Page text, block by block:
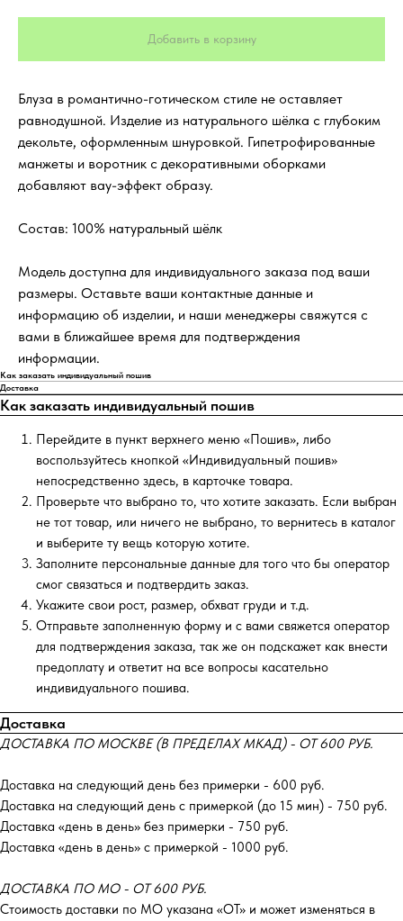
Добавить в корзину
Блуза в романтично-готическом стиле не оставляет
равнодушной. Изделие из натурального шёлка с глубоким
декольте, оформленным шнуровкой. Гипетрофированные
манжеты и воротник с декоративными оборками
добавляют вау-эффект образу.
Состав: 100% натуральный шёлк
Модель доступна для индивидуального заказа под ваши
размеры. Оставьте ваши контактные данные и
информацию об изделии, и наши менеджеры свяжутся с
вами в ближайшее время для подтверждения
информации.
Как заказать индивидуальный пошив
Доставка
Как заказать индивидуальный пошив
Перейдите в пункт верхнего меню «Пошив», либо
воспользуйтесь кнопкой «Индивидуальный пошив»
непосредственно здесь, в карточке товара.
Проверьте что выбрано то, что хотите заказать. Если выбран
не тот товар, или ничего не выбрано, то вернитесь в каталог
и выберите ту вещь которую хотите.
Заполните персональные данные для того что бы оператор
смог связаться и подтвердить заказ.
Укажите свои рост, размер, обхват груди и т.д.
Отправьте заполненную форму и с вами свяжется оператор
для подтверждения заказа, так же он подскажет как внести
предоплату и ответит на все вопросы касательно
индивидуального пошива.
Доставка
ДОСТАВКА ПО МОСКВЕ (В ПРЕДЕЛАХ МКАД) - ОТ 600 РУБ.
Доставка на следующий день без примерки - 600 руб.
Доставка на следующий день с примеркой (до 15 мин) - 750 руб.
Доставка «день в день» без примерки - 750 руб.
Доставка «день в день» с примеркой - 1000 руб.
ДОСТАВКА ПО МО - ОТ 600 РУБ.
Стоимость доставки по МО указана «ОТ»‎ и может изменяться в